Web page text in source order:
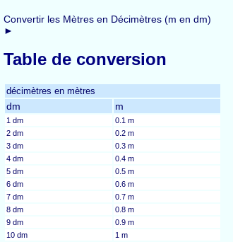
Convertir les Mètres en Décimètres (m en dm)
►
Table de conversion
décimètres en mètres
dm m
1 dm
0.1 m
2 dm
0.2 m
3 dm
0.3 m
4 dm
0.4 m
5 dm
0.5 m
6 dm
0.6 m
7 dm
0.7 m
8 dm
0.8 m
9 dm
0.9 m
10 dm
1 m